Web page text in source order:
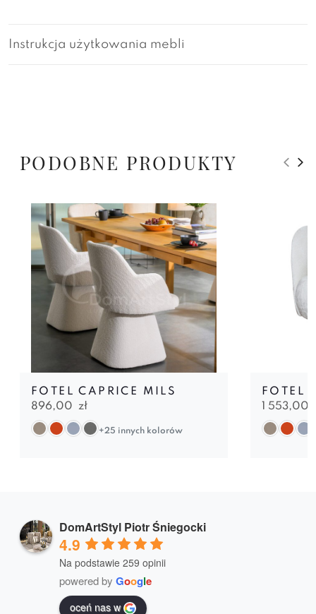
Instrukcja użytkowania mebli
PODOBNE PRODUKTY
FOTEL CAPRICE MILS
896,00 zł
+25 innych kolorów
FOTEL
1 553,00
DomArtStyl Piotr Śniegocki
4.9
Na podstawie 259 opinii
powered by Google
oceń nas w